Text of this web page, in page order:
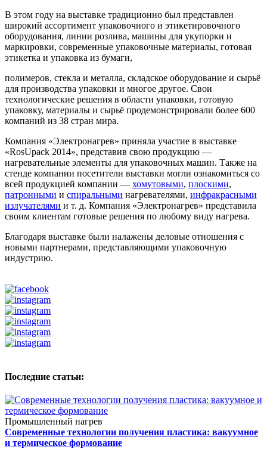
В этом году на выставке традиционно был представлен
широкий ассортимент упаковочного и этикетировочного
оборудования, линии розлива, машины для укупорки и
маркировки, современные упаковочные материалы, готовая
этикетка и упаковка из бумаги,
полимеров, стекла и металла, складское оборудование и сырьё
для производства упаковки и многое другое. Свои
технологические решения в области упаковки, готовую
упаковку, материалы и сырьё продемонстрировали более 600
компаний из 38 стран мира.
Компания «Электронагрев» приняла участие в выставке
«RosUpack 2014», представив свою продукцию —
нагревательные элементы для упаковочных машин. Также на
стенде компании посетители выставки могли ознакомиться со
всей продукцией компании — хомутовыми, плоскими,
патронными и спиральными нагревателями, инфракрасными
излучателями и т. д. Компания «Электронагрев» представила
своим клиентам готовые решения по любому виду нагрева.
Благодаря выставке были налажены деловые отношения с
новыми партнерами, представляющими упаковочную
индустрию.
Последние статьи:
Промышленный нагрев
Современные технологии получения пластика: вакуумное
и термическое формование